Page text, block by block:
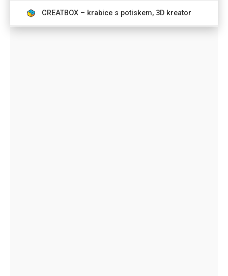
CREATBOX – krabice s potiskem, 3D kreator